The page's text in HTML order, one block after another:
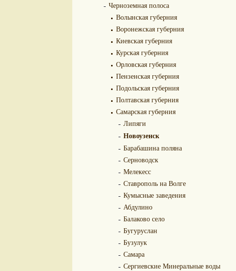
Черноземная полоса
Волынская губерния
Воронежская губерния
Киевская губерния
Курская губерния
Орловская губерния
Пензенская губерния
Подольская губерния
Полтавская губерния
Самарская губерния
Липяги
Новоузенск
Барабашина поляна
Серноводск
Мелекесс
Ставрополь на Волге
Кумысные заведения
Абдулино
Балаково село
Бугуруслан
Бузулук
Самара
Сергиевские Минеральные воды